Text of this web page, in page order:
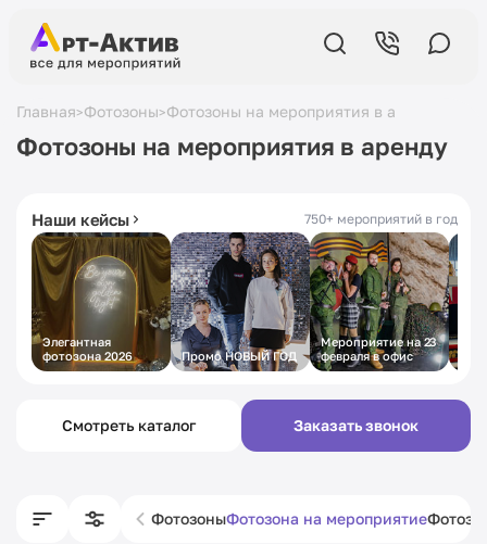
Главная>Фотозоны>Фотозоны на мероприятия в аренду
Фотозоны на мероприятия в аренду
5,0в Яндексе
430+ отзывов
19 летна рынке
с 2007 года
Наши кейсы 750+ мероприятий в год
Элегантная
фотозона 2026
Промо НОВЫЙ ГОД
Мероприятие на 23
февраля в офис
Смотреть каталог Заказать звонок
ФотозоныФотозона на мероприятие